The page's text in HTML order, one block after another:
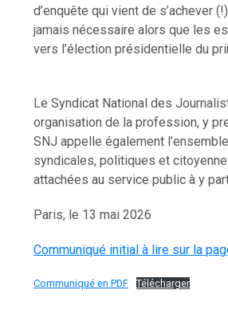
d’enquête qui vient de s’achever
jamais nécessaire alors que les
vers l’élection présidentielle du
Le Syndicat National des
organisation de la profession, y
SNJ appelle également
syndicales, politiques et
attachées au service public à y
Paris, le 13 mai 2026
Communiqué initial à lire sur la
Communiqué en PDF Télécharger